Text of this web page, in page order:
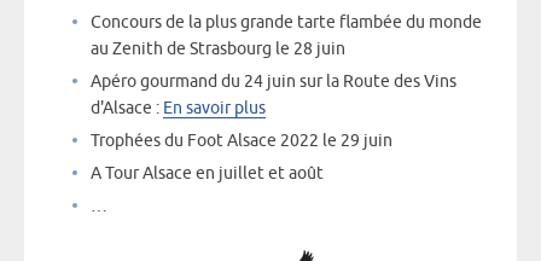
Concours de la plus grande tarte flambée du monde
au Zenith de Strasbourg le 28 juin
Apéro gourmand du 24 juin sur la Route des Vins
d'Alsace : En savoir plus
Trophées du Foot Alsace 2022 le 29 juin
A Tour Alsace en juillet et août